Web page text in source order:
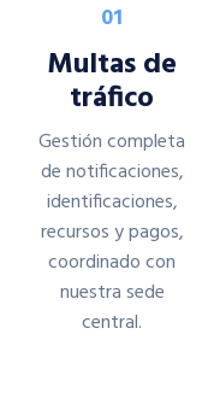
01
Multas de
tráfico
Gestión completa
de notificaciones,
identificaciones,
recursos y pagos,
coordinado con
nuestra sede
central.